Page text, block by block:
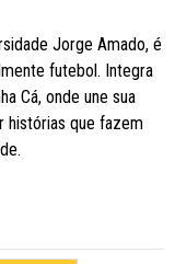
Jorge Amado, é
futebol. Integra
Cá, onde une sua
histórias que fazem